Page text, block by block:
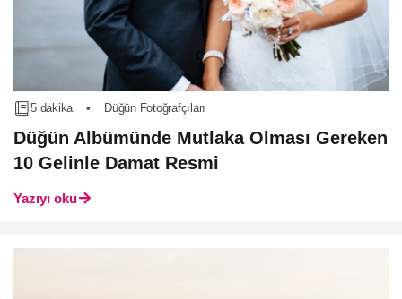
5 dakika • Düğün Fotoğrafçıları
Düğün Albümünde Mutlaka Olması Gereken
10 Gelinle Damat Resmi
Yazıyı oku